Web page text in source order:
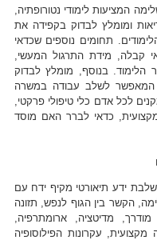
המציעות לימודי נטורופתיה,
ומומלץ לבדוק בקפידה את
תחומים נוספים שכדאי
קבלה, מידת התרגול המעשי,
הלימוד. בנוסף, מומלץ לבדוק
המאפשר לשלב עבודה במשרה
לכל אדם כלי טיפולי פרקטי,
כדאי לברר האם מוסד
ידע תיאורטי מקיף ידח עם
הקשר בין הגוף לנפש, תזונה
מדיטציה, ארומתרפיה,
מקצועית, עקרונות הפילוסופיה